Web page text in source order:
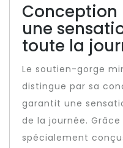
une
toute la
Le soutien-gorge
distingue par sa
garantit une
de la journée.
spécialement